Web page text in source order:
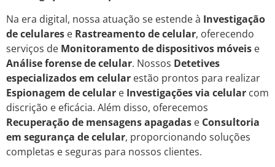
Na era digital, nossa atuação se estende à Investigação
de celulares e Rastreamento de celular, oferecendo
serviços de Monitoramento de dispositivos móveis e
Análise forense de celular. Nossos Detetives
especializados em celular estão prontos para realizar
Espionagem de celular e Investigações via celular com
discrição e eficácia. Além disso, oferecemos
Recuperação de mensagens apagadas e Consultoria
em segurança de celular, proporcionando soluções
completas e seguras para nossos clientes.